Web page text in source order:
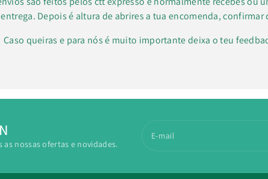
entrega. Depois é altura de abrires a tua encomenda,
Caso queiras e para nós é muito importante deixa o teu
nossas ofertas e novidades.
E-mail